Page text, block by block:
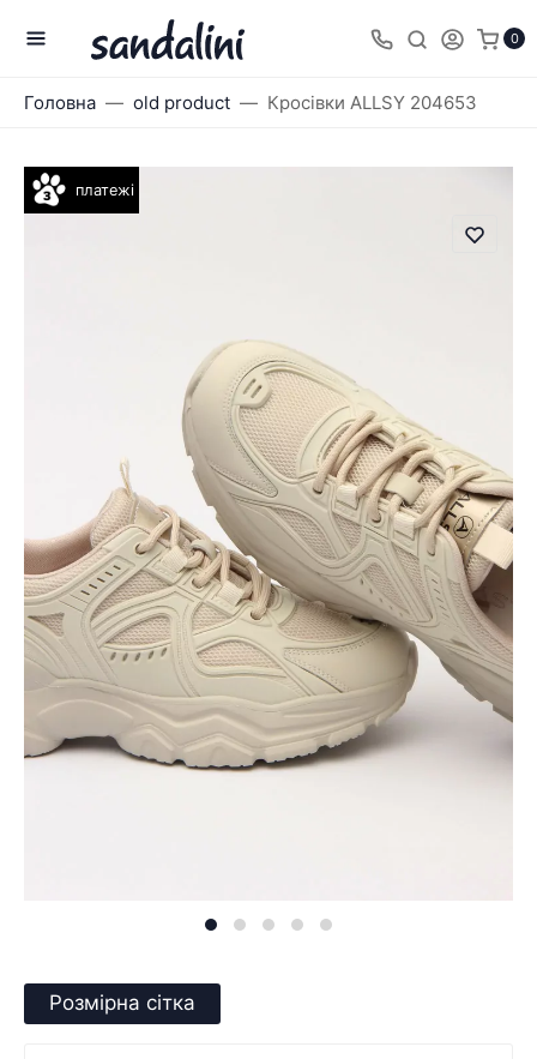
0
Головна old product Кросівки ALLSY 204653
платежі
Розмірна сітка